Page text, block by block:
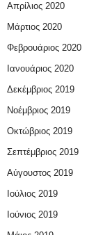
Απρίλιος 2020
Μάρτιος 2020
Φεβρουάριος 2020
Ιανουάριος 2020
Δεκέμβριος 2019
Νοέμβριος 2019
Οκτώβριος 2019
Σεπτέμβριος 2019
Αύγουστος 2019
Ιούλιος 2019
Ιούνιος 2019